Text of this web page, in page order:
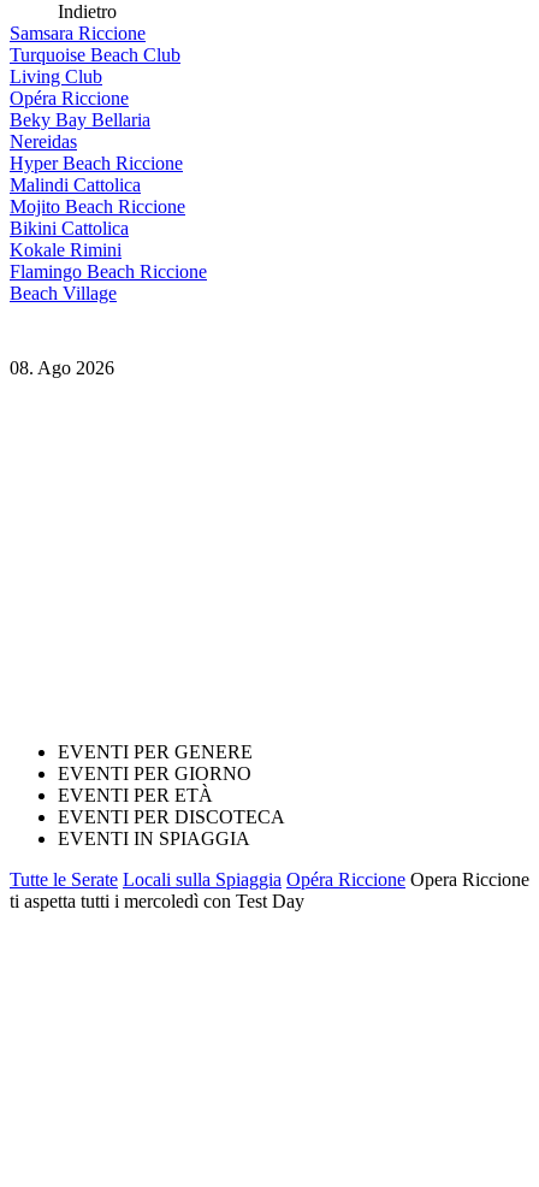
Indietro
Samsara Riccione
Turquoise Beach Club
Living Club
Opéra Riccione
Beky Bay Bellaria
Nereidas
Hyper Beach Riccione
Malindi Cattolica
Mojito Beach Riccione
Bikini Cattolica
Kokale Rimini
Flamingo Beach Riccione
Beach Village
08. Ago 2026
EVENTI PER GENERE
EVENTI PER GIORNO
EVENTI PER ETÀ
EVENTI PER DISCOTECA
EVENTI IN SPIAGGIA
Tutte le Serate Locali sulla Spiaggia Opéra Riccione Opera Riccione
ti aspetta tutti i mercoledì con Test Day